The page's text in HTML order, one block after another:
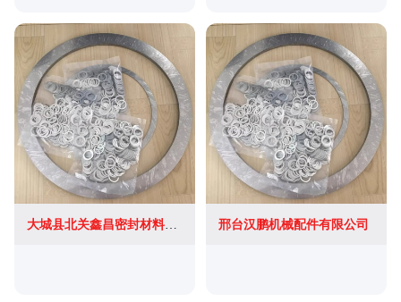
大城县北关鑫昌密封材料销售部 邢台汉鹏机械配件有限公司